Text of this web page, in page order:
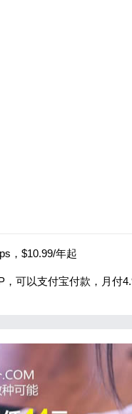
，$10.99/年起
可以支付宝付款，月付